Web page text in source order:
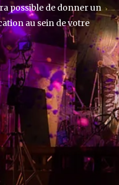
possible de donner un
au sein de votre